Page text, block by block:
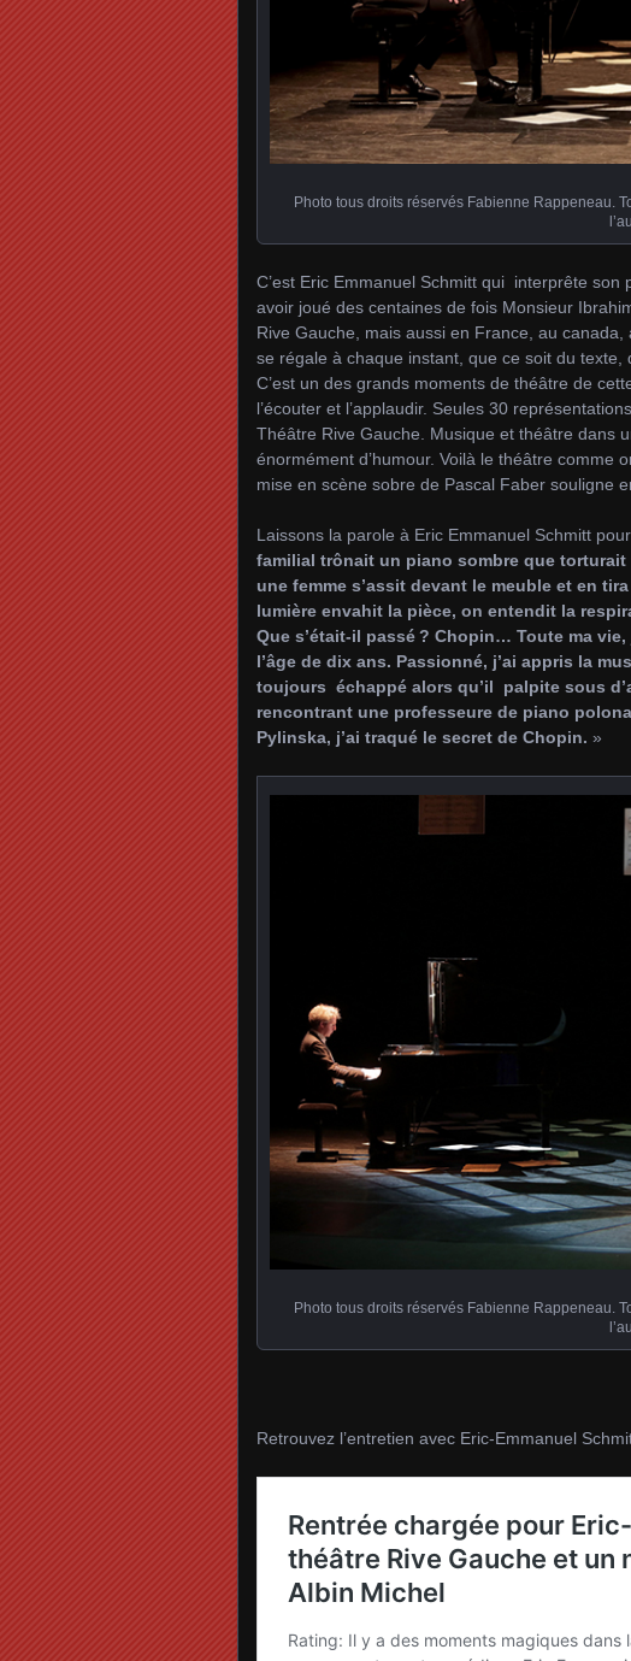
Photo tous droits réservés Fabienne Rappeneau.
C’est Eric Emmanuel Schmitt qui interprête
avoir joué des centaines de fois Monsieur
Rive Gauche, mais aussi en France, au
se régale à chaque instant, que ce soit du texte,
C’est un des grands moments de théâtre de
l’écouter et l’applaudir. Seules 30
Théâtre Rive Gauche. Musique et théâtre dans
énormément d’humour. Voilà le théâtre comme
mise en scène sobre de Pascal Faber souligne
Laissons la parole à Eric Emmanuel Schmitt
familial trônait un piano sombre que
une femme s’assit devant le meuble et en
lumière envahit la pièce, on entendit la
Que s’était-il passé ? Chopin… Toute ma
l’âge de dix ans. Passionné, j’ai appris la
toujours échappé alors qu’il palpite sous
rencontrant une professeure de piano
Pylinska, j’ai traqué le secret de Chopin. »
Photo tous droits réservés Fabienne Rappeneau.
Retrouvez l’entretien avec Eric-Emmanuel